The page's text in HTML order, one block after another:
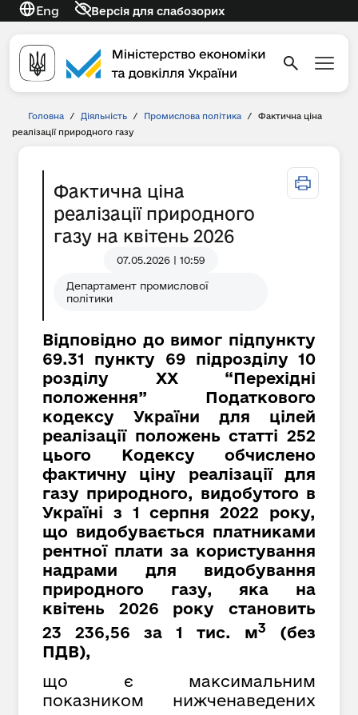
Eng Версія для слабозорих
Головна / Діяльність / Промислова політика /
Фактична ціна
реалізації природного газу
Фактична ціна
реалізації природного
газу на квітень 2026
07.05.2026 | 10:59
Департамент промислової
політики
Відповідно до вимог підпункту
69.31 пункту 69 підрозділу 10
розділу XX “Перехідні
положення” Податкового
кодексу України для цілей
реалізації положень статті 252
цього Кодексу обчислено
фактичну ціну реалізації для
газу природного, видобутого в
Україні з 1 серпня 2022 року,
що видобувається платниками
рентної плати за користування
надрами для видобування
природного газу, яка на
квітень 2026 року становить
23 236,56 за 1 тис. м3
(без
ПДВ),
що є максимальним
показником нижченаведених